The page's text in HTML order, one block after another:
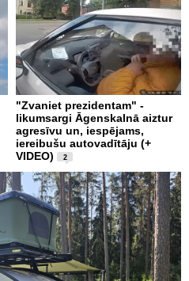
"Zvaniet prezidentam" -
likumsargi Āgenskalnā aiztur
agresīvu un, iespējams,
iereibušu autovadītāju (+
VIDEO)
2